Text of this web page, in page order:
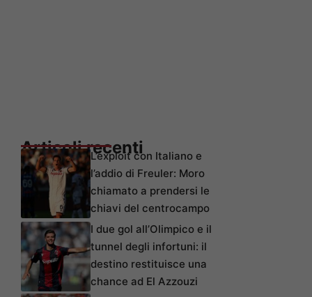
Articoli recentiL’exploit con Italiano e
l’addio di Freuler: Moro
chiamato a prendersi le
chiavi del centrocampo
I due gol all’Olimpico e il
tunnel degli infortuni: il
destino restituisce una
chance ad El Azzouzi